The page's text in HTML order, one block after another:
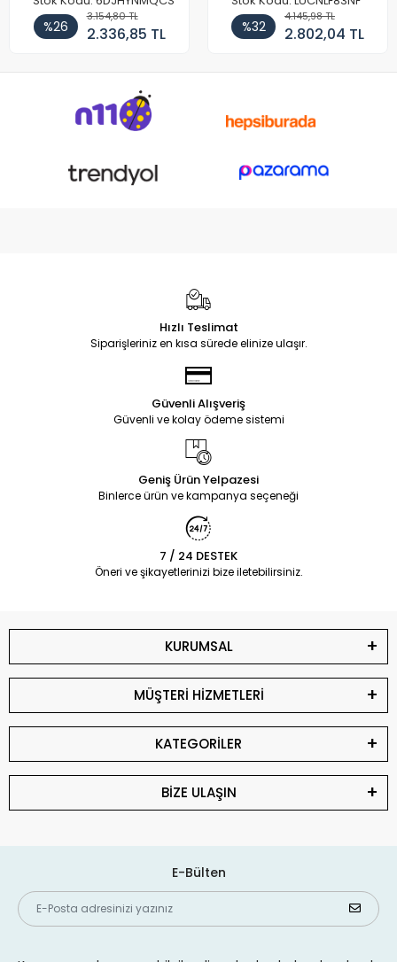
%26
3.154,80 TL
2.336,85 TL %32
4.145,98 TL
2.802,04 TL
Hızlı Teslimat
Siparişleriniz en kısa sürede elinize ulaşır.
Güvenli Alışveriş
Güvenli ve kolay ödeme sistemi
Geniş Ürün Yelpazesi
Binlerce ürün ve kampanya seçeneği
7 / 24 DESTEK
Öneri ve şikayetlerinizi bize iletebilirsiniz.
KURUMSAL
MÜŞTERİ HİZMETLERİ
KATEGORİLER
BİZE ULAŞIN
E-Bülten